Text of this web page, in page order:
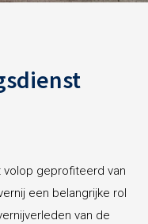
geprofiteerd van
een belangrijke rol
van de